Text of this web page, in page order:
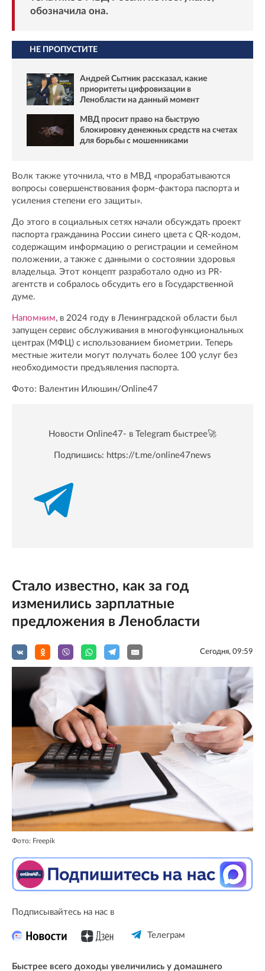
обозначила она.
НЕ ПРОПУСТИТЕ
Андрей Сытник рассказал, какие
приоритеты цифровизации в
Ленобласти на данный момент
МВД просит право на быструю
блокировку денежных средств на счетах
для борьбы с мошенниками
Волк также уточнила, что в МВД «прорабатываются
вопросы совершенствования форм-фактора паспорта и
усиления степени его защиты».
До этого в социальных сетях начали обсуждать проект
паспорта гражданина России синего цвета с QR-кодом,
содержащим информацию о регистрации и семейном
положении, а также с данными о состоянии здоровья
владельца. Этот концепт разработало одно из PR-
агентств и собралось обсудить его в Государственной
думе.
Напомним, в 2024 году в Ленинградской области был
запущен сервис обслуживания в многофункциональных
центрах (МФЦ) с использованием биометрии. Теперь
местные жители могут получать более 100 услуг без
необходимости предъявления паспорта.
Фото: Валентин Илюшин/Online47
Новости Online47- в Telegram быстрее🚀
Подпишись: https://t.me/online47news
Стало известно, как за год
изменились зарплатные
предложения в Ленобласти
Сегодня, 09:59
Фото: Freepik
Подписывайтесь на нас в
Телеграм
Быстрее всего доходы увеличились у домашнего